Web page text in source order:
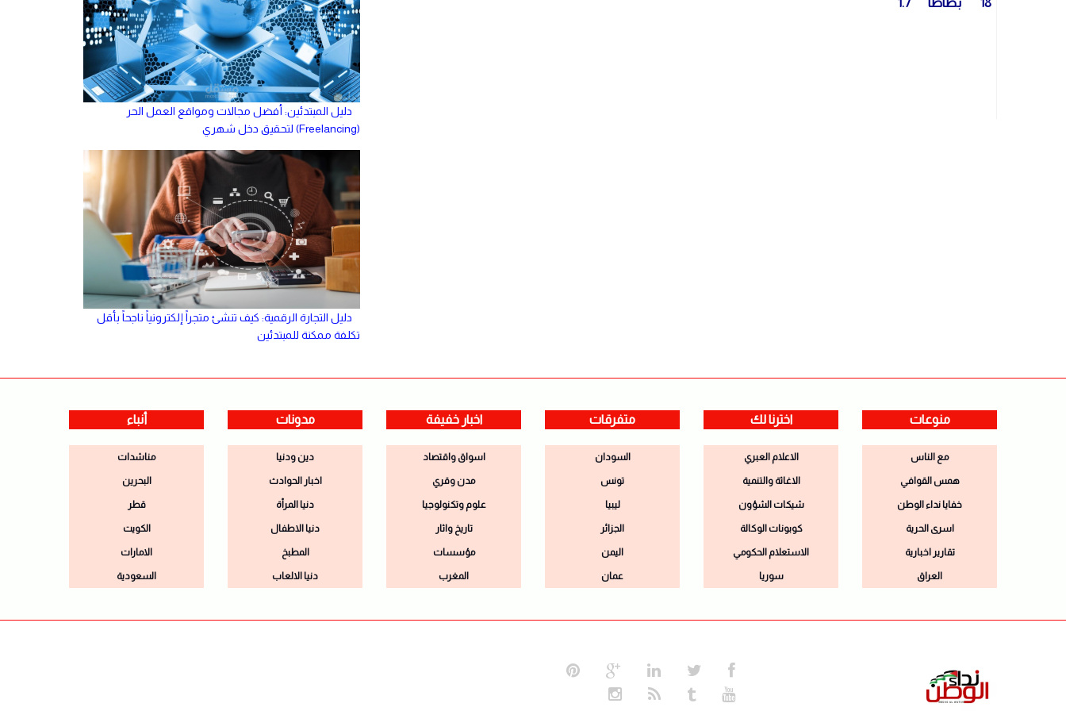
18 بطاطا 1.7
دليل المبتدئين: أفضل مجالات ومواقع العمل الحر
(Freelancing) لتحقيق دخل شهري
دليل التجارة الرقمية: كيف تنشئ متجراً إلكترونياً ناجحاً بأقل
تكلفة ممكنة للمبتدئين
منوعات
مع الناس
همس القوافي
خفايا نداء الوطن
اسرى الحرية
تقارير اخبارية
العراق
اخترنا لك
الاعلام العبري
الاغاثة والتنمية
شيكات الشؤون
كوبونات الوكالة
الاستعلام الحكومي
سوريا
متفرقات
السودان
تونس
ليبيا
الجزائر
اليمن
عمان
اخبار خفيفة
اسواق واقتصاد
مدن وقري
علوم وتكنولوجيا
تاريخ واثار
مؤسسات
المغرب
مدونات
دين ودنيا
اخبار الحوادث
دنيا المرأة
دنيا الاطفال
المطبخ
دنيا الالعاب
أنباء
مناشدات
البحرين
قطر
الكويت
الامارات
السعودية